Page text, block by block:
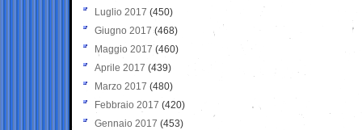
Luglio 2017 (450)
Giugno 2017 (468)
Maggio 2017 (460)
Aprile 2017 (439)
Marzo 2017 (480)
Febbraio 2017 (420)
Gennaio 2017 (453)